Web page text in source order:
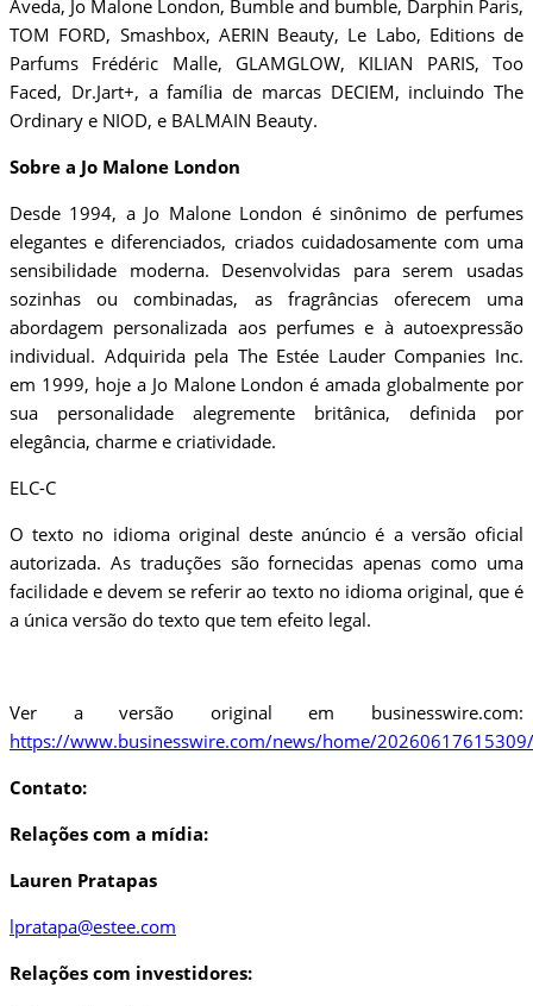
Aveda, Jo Malone London, Bumble and bumble, Darphin Paris,
TOM FORD, Smashbox, AERIN Beauty, Le Labo, Editions de
Parfums Frédéric Malle, GLAMGLOW, KILIAN PARIS, Too
Faced, Dr.Jart+, a família de marcas DECIEM, incluindo The
Ordinary e NIOD, e BALMAIN Beauty.
Sobre a Jo Malone London
Desde 1994, a Jo Malone London é sinônimo de perfumes
elegantes e diferenciados, criados cuidadosamente com uma
sensibilidade moderna. Desenvolvidas para serem usadas
sozinhas ou combinadas, as fragrâncias oferecem uma
abordagem personalizada aos perfumes e à autoexpressão
individual. Adquirida pela The Estée Lauder Companies Inc.
em 1999, hoje a Jo Malone London é amada globalmente por
sua personalidade alegremente britânica, definida por
elegância, charme e criatividade.
ELC-C
O texto no idioma original deste anúncio é a versão oficial
autorizada. As traduções são fornecidas apenas como uma
facilidade e devem se referir ao texto no idioma original, que é
a única versão do texto que tem efeito legal.
Ver a versão original em businesswire.com:
https://www.businesswire.com/news/home/
Contato:
Relações com a mídia:
Lauren Pratapas
lpratapa@estee.com
Relações com investidores: